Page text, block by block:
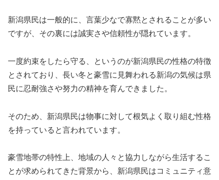
新潟県民は一般的に、言葉少なで寡黙とされることが多い
ですが、その裏には誠実さや信頼性が隠れています。
一度約束をしたら守る、というのが新潟県民の性格の特徴
とされており、長い冬と豪雪に見舞われる新潟の気候は県
民に忍耐強さや努力の精神を育んできました。
そのため、新潟県民は物事に対して根気よく取り組む性格
を持っていると言われています。
豪雪地帯の特性上、地域の人々と協力しながら生活するこ
とが求められてきた背景から、新潟県民はコミュニティ意